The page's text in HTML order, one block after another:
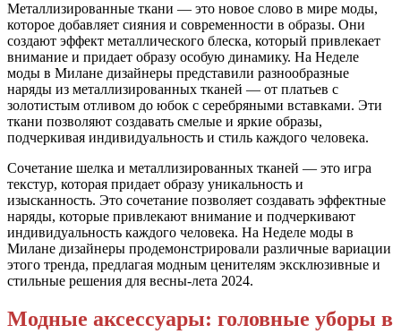
Металлизированные ткани — это новое слово в мире моды,
которое добавляет сияния и современности в образы. Они
создают эффект металлического блеска, который привлекает
внимание и придает образу особую динамику. На Неделе
моды в Милане дизайнеры представили разнообразные
наряды из металлизированных тканей — от платьев с
золотистым отливом до юбок с серебряными вставками. Эти
ткани позволяют создавать смелые и яркие образы,
подчеркивая индивидуальность и стиль каждого человека.
Сочетание шелка и металлизированных тканей — это игра
текстур, которая придает образу уникальность и
изысканность. Это сочетание позволяет создавать эффектные
наряды, которые привлекают внимание и подчеркивают
индивидуальность каждого человека. На Неделе моды в
Милане дизайнеры продемонстрировали различные вариации
этого тренда, предлагая модным ценителям эксклюзивные и
стильные решения для весны-лета 2024.
Модные аксессуары: головные уборы в